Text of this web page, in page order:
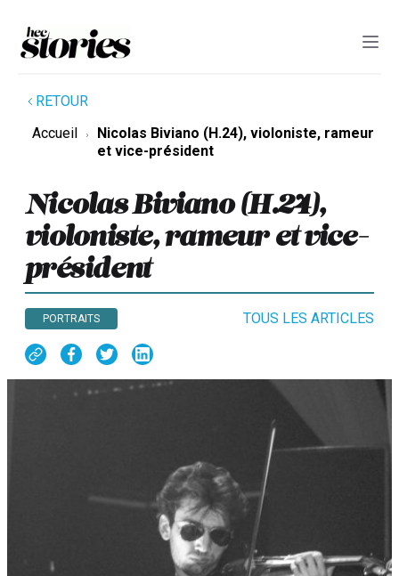
RETOUR
Accueil
Nicolas Biviano (H.24), violoniste, rameur
et vice-président
Nicolas Biviano (H.24),
violoniste, rameur et vice-
président
PORTRAITS TOUS LES ARTICLES